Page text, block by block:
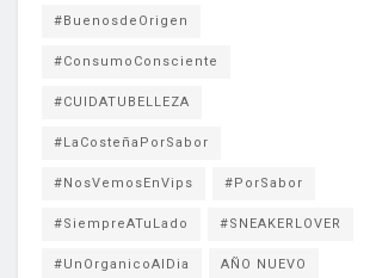
#BuenosdeOrigen
#ConsumoConsciente
#CUIDATUBELLEZA
#LaCosteñaPorSabor
#NosVemosEnVips #PorSabor
#SiempreATuLado #SNEAKERLOVER
#UnOrganicoAlDia AÑO NUEVO